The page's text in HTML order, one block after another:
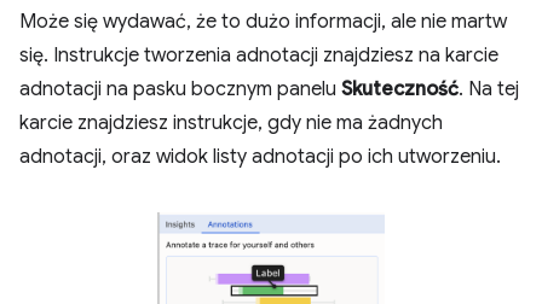
Może się wydawać, że to dużo informacji, ale nie martw
się. Instrukcje tworzenia adnotacji znajdziesz na karcie
adnotacji na pasku bocznym panelu Skuteczność. Na tej
karcie znajdziesz instrukcje, gdy nie ma żadnych
adnotacji, oraz widok listy adnotacji po ich utworzeniu.